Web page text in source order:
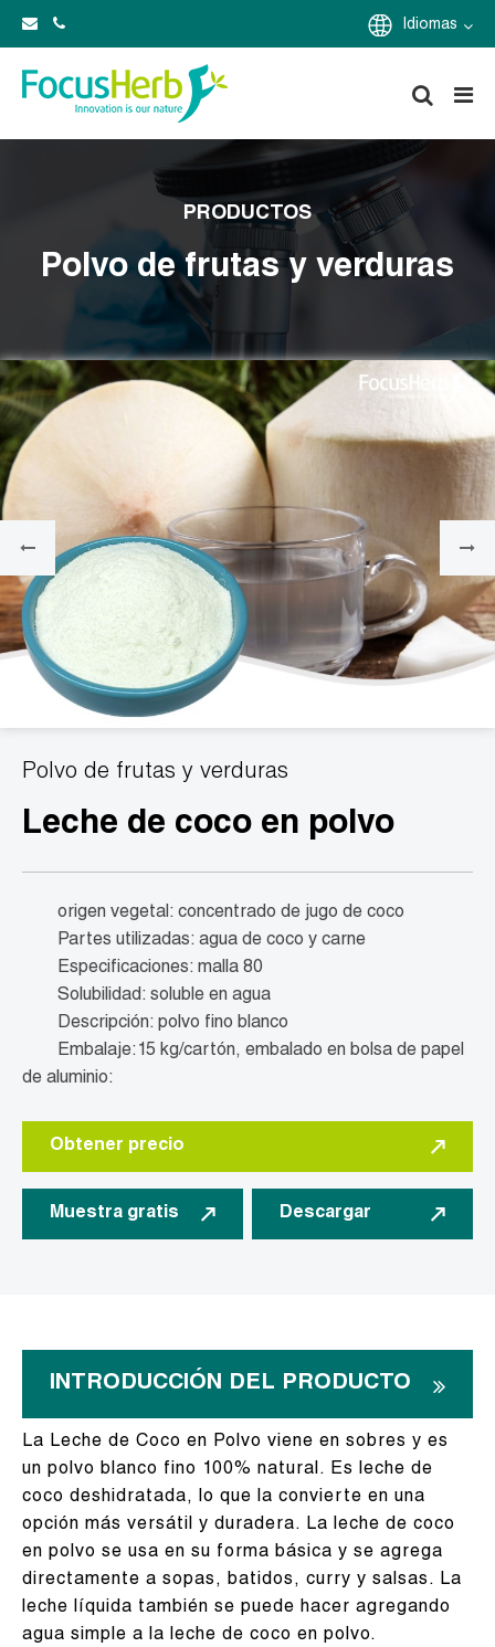
Idiomas
PRODUCTOS
Polvo de frutas y verduras
Polvo de frutas y verduras
Leche de coco en polvo
origen vegetal: concentrado de jugo de coco
Partes utilizadas: agua de coco y carne
Especificaciones: malla 80
Solubilidad: soluble en agua
Descripción: polvo fino blanco
Embalaje:15 kg/cartón, embalado en bolsa de papel
de aluminio:
Obtener precio
Muestra gratis Descargar
INTRODUCCIÓN DEL PRODUCTO
La Leche de Coco en Polvo viene en sobres y es
un polvo blanco fino 100% natural. Es leche de
coco deshidratada, lo que la convierte en una
opción más versátil y duradera. La leche de coco
en polvo se usa en su forma básica y se agrega
directamente a sopas, batidos, curry y salsas. La
leche líquida también se puede hacer agregando
agua simple a la leche de coco en polvo.